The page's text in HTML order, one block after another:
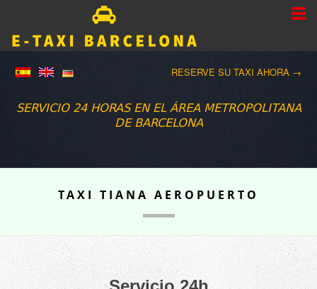
RESERVE SU TAXI AHORA →
SERVICIO 24 HORAS EN EL ÁREA METROPOLITANA
DE BARCELONA
TAXI TIANA AEROPUERTO